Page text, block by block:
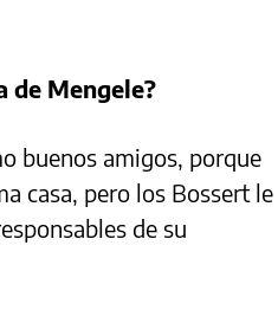
de Mengele?
buenos amigos, porque
casa, pero los Bossert le
de su